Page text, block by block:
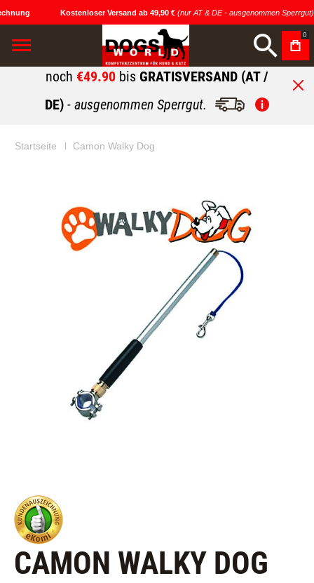
Kostenloser Versand ab 49,90 €(nur AT & DE - ausgenommen Sperrgut)
0
noch €49.90 bis GRATISVERSAND (AT /
DE) - ausgenommen Sperrgut.
Startseite Camon Walky Dog
CAMON WALKY DOG